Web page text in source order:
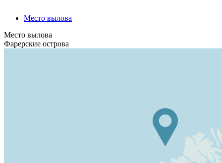
Место вылова
Место вылова
Фарерские острова